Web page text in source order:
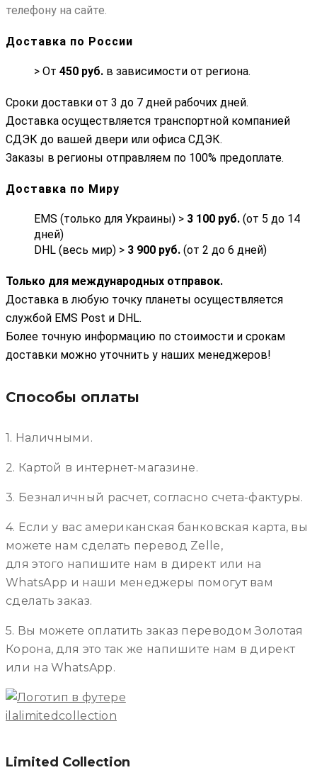
телефону на сайте.
Доставка по России
> От 450 руб. в зависимости от региона.
Сроки доставки от 3 до 7 дней рабочих дней.
Доставка осуществляется транспортной компанией
СДЭК до вашей двери или офиса СДЭК.
Заказы в регионы отправляем по 100% предоплате.
Доставка по Миру
EMS (только для Украины) > 3 100 руб. (от 5 до 14
дней)
DHL (весь мир) > 3 900 руб. (от 2 до 6 дней)
Только для международных отправок.
Доставка в любую точку планеты осуществляется
службой EMS Post и DHL.
Более точную информацию по стоимости и срокам
доставки можно уточнить у наших менеджеров!
Способы оплаты
1. Наличными.
2. Картой в интернет-магазине.
3. Безналичный расчет, согласно счета-фактуры.
4. Если у вас американская банковская карта, вы
можете нам сделать перевод Zelle,
для этого напишите нам в директ или на
WhatsApp и наши менеджеры помогут вам
сделать заказ.
5. Вы можете оплатить заказ переводом Золотая
Корона, для это так же напишите нам в директ
или на WhatsApp.
ilalimitedcollection
Limited Collection